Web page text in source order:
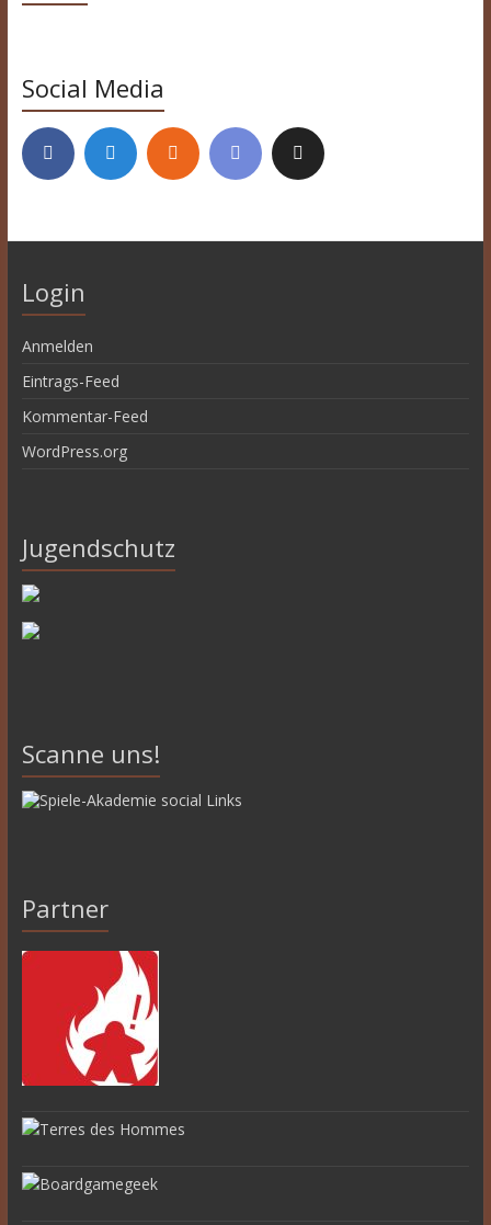
Social Media
Login
Anmelden
Eintrags-Feed
Kommentar-Feed
WordPress.org
Jugendschutz
Scanne uns!
Partner